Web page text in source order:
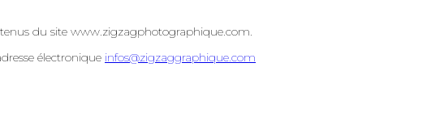
du site www.zigzagphotographique.com.
électronique infos@zigzaggraphique.com